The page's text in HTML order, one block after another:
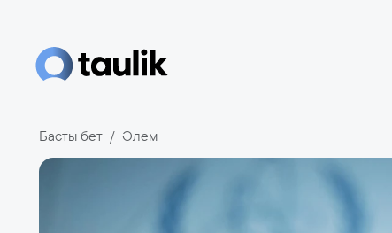
Басты бет Әлем